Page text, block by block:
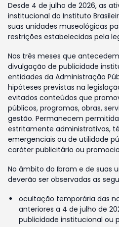
Desde 4 de julho de 2026, as
institucional do Instituto
suas unidades museológicas
restrições estabelecidas pela
Nos três meses que
divulgação de publicidade
entidades da Administração
hipóteses previstas na
evitados conteúdos que
públicos, programas, obras,
gestão. Permanecem
estritamente administrativas,
emergenciais ou de utilidade
caráter publicitário ou
No âmbito do Ibram e de suas
deverão ser observadas as
ocultação temporária das
anteriores a 4 de julho de
publicidade institucional ou